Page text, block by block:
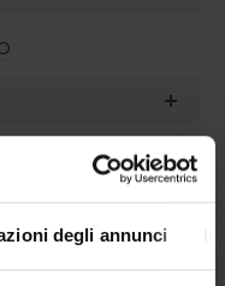
degli annunci